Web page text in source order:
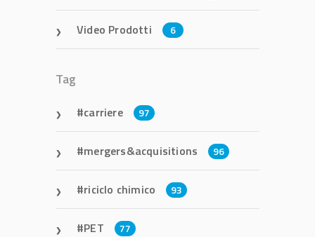
Video Prodotti 6
Tag
carriere 97
mergers&acquisitions 96
riciclo chimico 93
PET 77